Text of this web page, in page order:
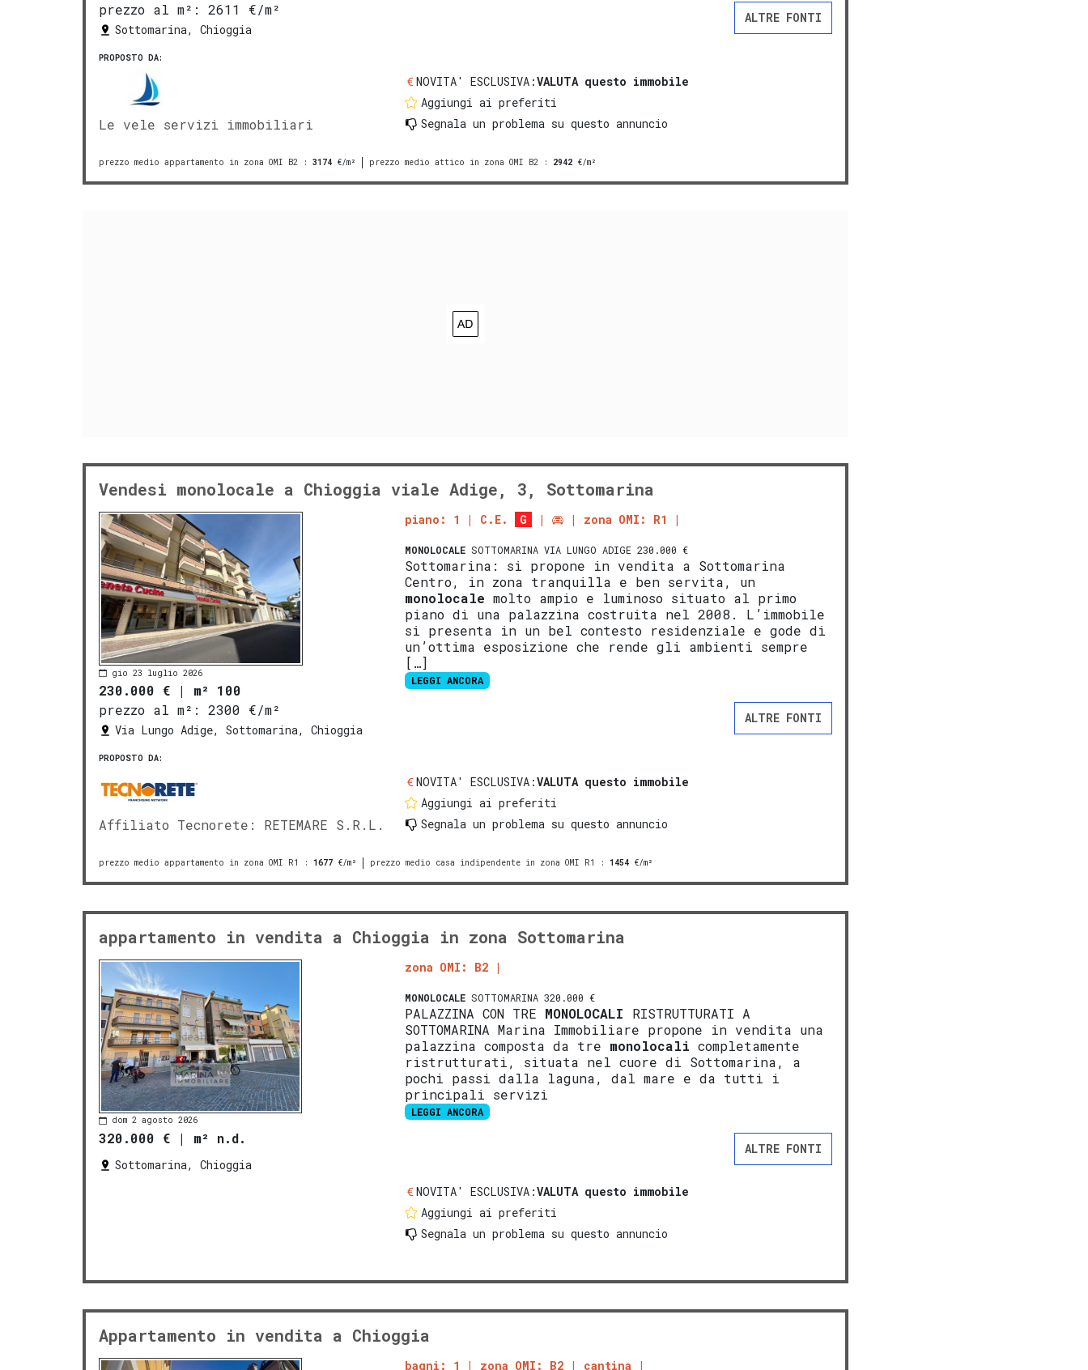
prezzo al m²:
2611 €/m²
Sottomarina, Chioggia
PROPOSTO DA:
Le vele servizi immobiliari
ALTRE FONTI
NOVITA' ESCLUSIVA:VALUTA questo immobile
Aggiungi ai preferiti
Segnala un problema su questo annuncio
prezzo medio appartamento in zona OMI B2 : 3174 €/m² prezzo medio attico in zona OMI B2 : 2942 €/m²
Vendesi monolocale a Chioggia viale Adige, 3, Sottomarina
gio 23 luglio 2026
230.000 € | m² 100
prezzo al m²:
2300 €/m²
Via Lungo Adige, Sottomarina, Chioggia
PROPOSTO DA:
Affiliato Tecnorete: RETEMARE S.R.L.
piano: 1 C.E. G zona OMI: R1
MONOLOCALE SOTTOMARINA VIA LUNGO ADIGE 230.000 €
Sottomarina: si propone in vendita a Sottomarina
Centro, in zona tranquilla e ben servita, un
monolocale molto ampio e luminoso situato al primo
piano di una palazzina costruita nel 2008. L’immobile
si presenta in un bel contesto residenziale e gode di
un’ottima esposizione che rende gli ambienti sempre
[…]
LEGGI ANCORA
ALTRE FONTI
NOVITA' ESCLUSIVA:VALUTA questo immobile
Aggiungi ai preferiti
Segnala un problema su questo annuncio
prezzo medio appartamento in zona OMI R1 : 1677 €/m² prezzo medio casa indipendente in zona OMI R1 : 1454 €/m²
appartamento in vendita a Chioggia in zona Sottomarina
dom 2 agosto 2026
320.000 € | m² n.d.
Sottomarina, Chioggia
zona OMI: B2
MONOLOCALE SOTTOMARINA 320.000 €
PALAZZINA CON TRE MONOLOCALI
RISTRUTTURATI A
SOTTOMARINA Marina Immobiliare propone in vendita una
palazzina composta da tre monolocali completamente
ristrutturati, situata nel cuore di Sottomarina, a
pochi passi dalla laguna, dal mare e da tutti i
principali servizi
LEGGI ANCORA
ALTRE FONTI
NOVITA' ESCLUSIVA:VALUTA questo immobile
Aggiungi ai preferiti
Segnala un problema su questo annuncio
Appartamento in vendita a Chioggia
bagni: 1 zona OMI: B2 cantina